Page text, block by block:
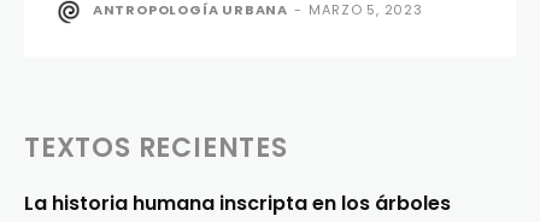
ANTROPOLOGÍA URBANA - MARZO 5, 2023
TEXTOS RECIENTES
La historia humana inscripta en los árboles